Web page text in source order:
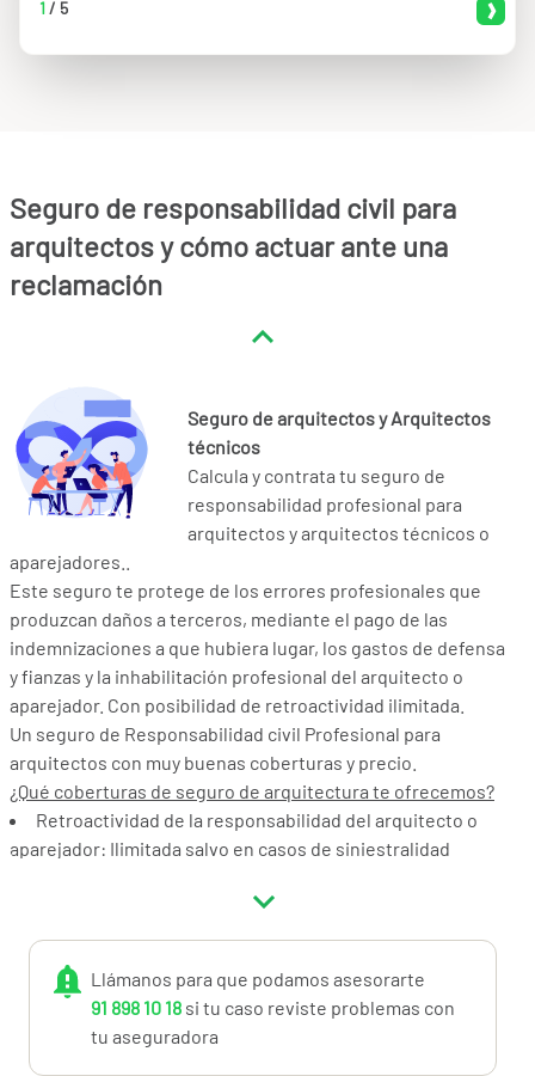
Seguro de responsabilidad civil para
arquitectos y cómo actuar ante una
reclamación
Seguro de arquitectos y Arquitectos
técnicos
Calcula y contrata tu seguro de
responsabilidad profesional para
arquitectos y arquitectos técnicos o
aparejadores..
Este seguro te protege de los errores profesionales que
produzcan daños a terceros, mediante el pago de las
indemnizaciones a que hubiera lugar, los gastos de defensa
y fianzas y la inhabilitación profesional del arquitecto o
aparejador. Con posibilidad de retroactividad ilimitada.
Un seguro de Responsabilidad civil Profesional para
arquitectos con muy buenas coberturas y precio.
¿Qué coberturas de seguro de arquitectura te ofrecemos?
Retroactividad de la responsabilidad del arquitecto o
aparejador: Ilimitada salvo en casos de siniestralidad
Responsabilidad civil Profesional de arquitectos y
indemnización por errores profesionales.
Daños patrimoniales primarios cubiertos.
Responsabilidad civil patronal de trabajadores por
cuenta ajena hasta 150.000€ por víctima.
Llámanos para que podamos asesorarte
91 898 10 18 si tu caso reviste problemas con
tu aseguradora
1/ 5